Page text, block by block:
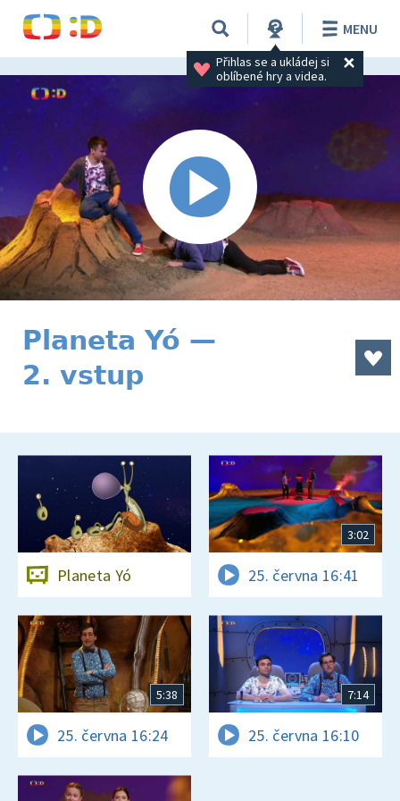
Přihlas se a ukládej si
oblíbené hry a videa.
MENU
Planeta Yó —
2. vstup
Planeta Yó
3:02
25. června 16:41
5:38
25. června 16:24
7:14
25. června 16:10